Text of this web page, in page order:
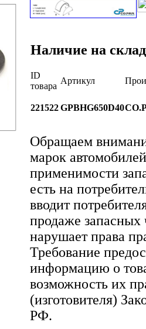
Наличие на
ID
товара
Артикул
221522GPBHG650D40
Обращаем
марок
применимости
есть на
вводит
продаже запасных
нарушает права
Требование
информацию о
возможность их
(изготовителя)
РФ.